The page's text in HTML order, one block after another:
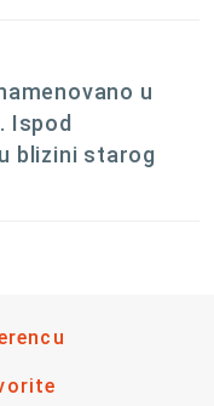
u
Ispod
blizini starog